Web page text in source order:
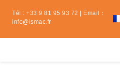
Tél : +33 9 81 95 93 72 | Email：
info@ismac.fr